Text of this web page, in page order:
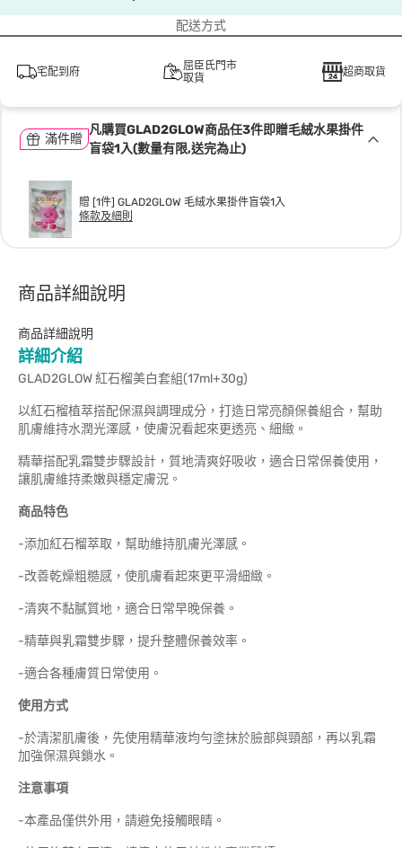
配送方式
宅配到府
屈臣氏門市
取貨
超商取貨
滿件贈
凡購買GLAD2GLOW商品任3件即贈毛絨水果掛件
盲袋1入(數量有限,送完為止)
贈 [1件] GLAD2GLOW 毛絨水果掛件盲袋1入
條款及細則
商品詳細說明
商品詳細說明
詳細介紹
GLAD2GLOW 紅石榴美白套組(17ml+30g)
以紅石榴植萃搭配保濕與調理成分，打造日常亮顏保養組合，幫助
肌膚維持水潤光澤感，使膚況看起來更透亮、細緻。
精華搭配乳霜雙步驟設計，質地清爽好吸收，適合日常保養使用，
讓肌膚維持柔嫩與穩定膚況。
商品特色
-添加紅石榴萃取，幫助維持肌膚光澤感。
-改善乾燥粗糙感，使肌膚看起來更平滑細緻。
-清爽不黏膩質地，適合日常早晚保養。
-精華與乳霜雙步驟，提升整體保養效率。
-適合各種膚質日常使用。
使用方式
-於清潔肌膚後，先使用精華液均勻塗抹於臉部與頸部，再以乳霜
加強保濕與鎖水。
注意事項
-本產品僅供外用，請避免接觸眼睛。